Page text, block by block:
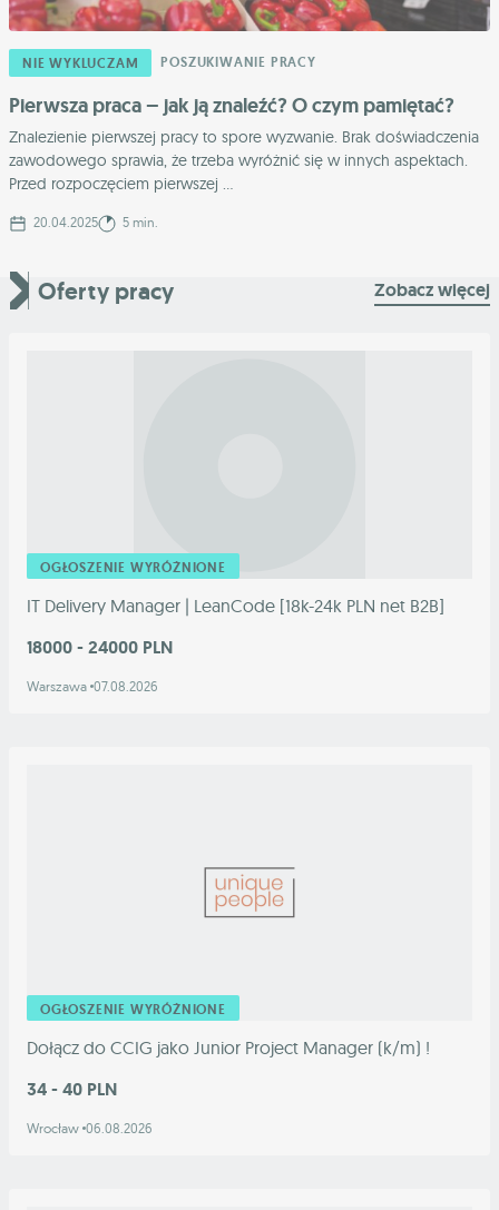
NIE WYKLUCZAM POSZUKIWANIE PRACY
Pierwsza praca – jak ją znaleźć? O czym pamiętać?
Znalezienie pierwszej pracy to spore wyzwanie. Brak doświadczenia
zawodowego sprawia, że trzeba wyróżnić się w innych aspektach.
Przed rozpoczęciem pierwszej ...
20.04.2025 5 min.
Oferty pracy Zobacz więcej
OGŁOSZENIE WYRÓŻNIONE
IT Delivery Manager | LeanCode [18k-24k PLN net B2B]
18000 - 24000 PLN
Warszawa 07.08.2026
OGŁOSZENIE WYRÓŻNIONE
Dołącz do CCIG jako Junior Project Manager (k/m) !
34 - 40 PLN
Wrocław 06.08.2026